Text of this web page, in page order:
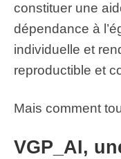
constituer une
dépendance à
individuelle et
reproductible et
Mais comment
VGP_AI,